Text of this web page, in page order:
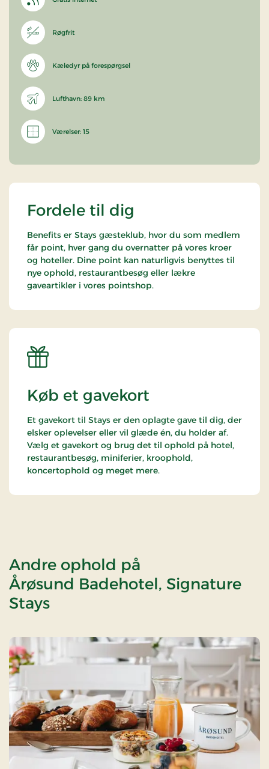
Røgfrit
Kæledyr på forespørgsel
Lufthavn: 89 km
Værelser: 15
Fordele til dig
Benefits er Stays gæsteklub, hvor du som medlem
får point, hver gang du overnatter på vores kroer
og hoteller. Dine point kan naturligvis benyttes til
nye ophold, restaurantbesøg eller lækre
gaveartikler i vores pointshop.
Køb et gavekort
Et gavekort til Stays er den oplagte gave til dig, der
elsker oplevelser eller vil glæde én, du holder af.
Vælg et gavekort og brug det til ophold på hotel,
restaurantbesøg, miniferier, kroophold,
koncertophold og meget mere.
Andre ophold på
Årøsund Badehotel, Signature
Stays